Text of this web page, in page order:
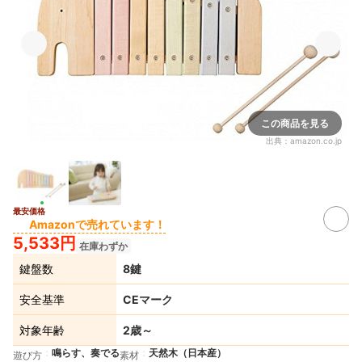
この商品を見る
出典： amazon.co.jp
最安価格
Amazonで売れています！
5,533円 在庫わずか
鍵盤数 8鍵
安全基準 CEマーク
対象年齢 2歳～
遊び方 鳴らす、奏でる素材 天然木（日本産）